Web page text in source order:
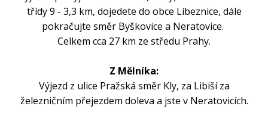
třídy 9 - 3,3 km, dojedete do obce Líbeznice, dále
pokračujte směr Byškovice a Neratovice.
Celkem cca 27 km ze středu Prahy.
Z Mělníka:
Výjezd z ulice Pražská směr Kly, za Libiší za
železničním přejezdem doleva a jste v Neratovicích.